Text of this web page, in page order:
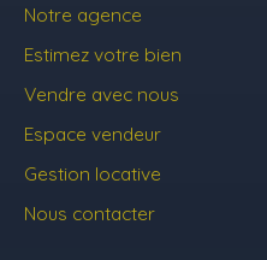
Notre agence
Estimez votre bien
Vendre avec nous
Espace vendeur
Gestion locative
Nous contacter